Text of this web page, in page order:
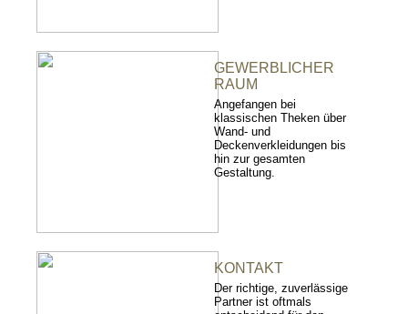
GEWERBLICHER
RAUM
Angefangen bei
klassischen Theken über
Wand- und
Deckenverkleidungen bis
hin zur gesamten
Gestaltung.
KONTAKT
Der richtige, zuverlässige
Partner ist oftmals